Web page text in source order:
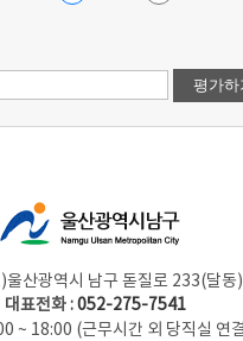
산광역시 남구 돋질로 233(달동)
대표전화 :052-275-7541
~ 18:00 (근무시간 외 당직실 연